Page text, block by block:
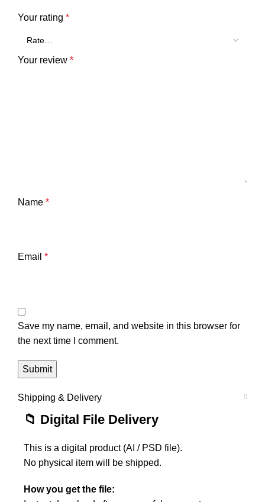
Your rating *
Your review *
Name *
Email *
Save my name, email, and website in this browser for
the next time I comment.
Shipping & Delivery
📁 Digital File Delivery
This is a digital product (AI / PSD file).
No physical item will be shipped.
How you get the file: